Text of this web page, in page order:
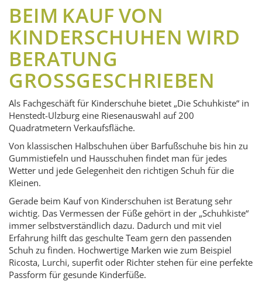
BEIM KAUF VON
KINDERSCHUHEN WIRD
BERATUNG
GROSSGESCHRIEBEN
Als Fachgeschäft für Kinderschuhe bietet „Die Schuhkiste“ in
Henstedt-Ulzburg eine Riesenauswahl auf 200
Quadratmetern Verkaufsfläche.
Von klassischen Halbschuhen über Barfußschuhe bis hin zu
Gummistiefeln und Hausschuhen findet man für jedes
Wetter und jede Gelegenheit den richtigen Schuh für die
Kleinen.
Gerade beim Kauf von Kinderschuhen ist Beratung sehr
wichtig. Das Vermessen der Füße gehört in der „Schuhkiste“
immer selbstverständlich dazu. Dadurch und mit viel
Erfahrung hilft das geschulte Team gern den passenden
Schuh zu finden. Hochwertige Marken wie zum Beispiel
Ricosta, Lurchi, superfit oder Richter stehen für eine perfekte
Passform für gesunde Kinderfüße.